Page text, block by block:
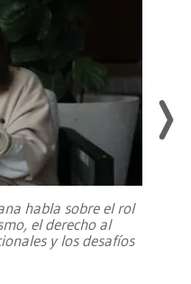
habla sobre el rol
el derecho al
y los desafíos